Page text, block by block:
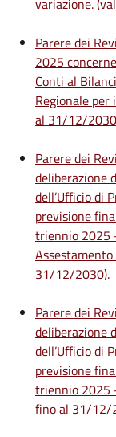
variazione.
Parere dei
2025
Conti al
Regionale
al 31/12/
Parere dei
deliberazione
dell’Ufficio di
previsione
triennio 2025
31/12/2030).
Parere dei
deliberazione
dell’Ufficio di
previsione
triennio 2025
fino al 31/12/